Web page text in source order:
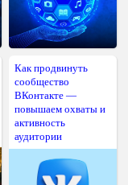
Как продвинуть
сообщество
ВКонтакте —
повышаем охваты и
активность
аудитории